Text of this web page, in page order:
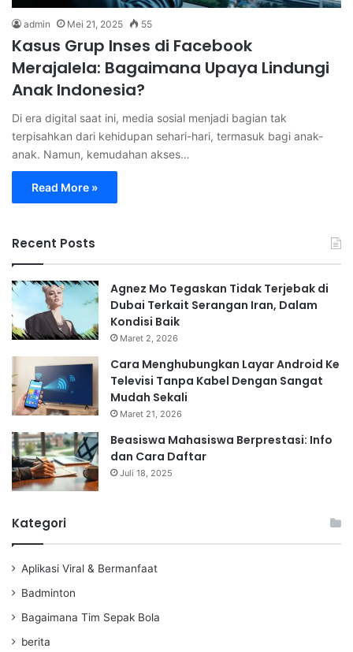
admin Mei 21, 2025 55
Kasus Grup Inses di Facebook
Merajalela: Bagaimana Upaya Lindungi
Anak Indonesia?
Di era digital saat ini, media sosial menjadi bagian tak
terpisahkan dari kehidupan sehari-hari, termasuk bagi anak-
anak. Namun, kemudahan akses…
Read More »
Recent Posts
Agnez Mo Tegaskan Tidak Terjebak di
Dubai Terkait Serangan Iran, Dalam
Kondisi Baik
Maret 2, 2026
Cara Menghubungkan Layar Android Ke
Televisi Tanpa Kabel Dengan Sangat
Mudah Sekali
Maret 21, 2026
Beasiswa Mahasiswa Berprestasi: Info
dan Cara Daftar
Juli 18, 2025
Kategori
Aplikasi Viral & Bermanfaat
Badminton
Bagaimana Tim Sepak Bola
berita